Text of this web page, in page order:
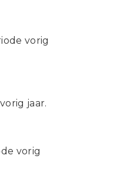
vorig
jaar.
vorig